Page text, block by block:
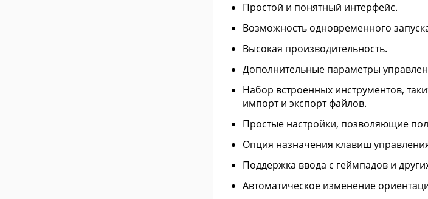
Простой и понятный интерфейс.
Возможность одновременного
Высокая производительность.
Дополнительные параметры
Набор встроенных инструментов,
импорт и экспорт файлов.
Простые настройки, позволяющие
Опция назначения клавиш
Поддержка ввода с геймпадов и
Автоматическое изменение